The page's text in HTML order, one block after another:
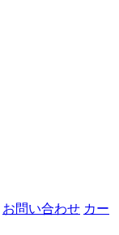
お問い合わせ カー